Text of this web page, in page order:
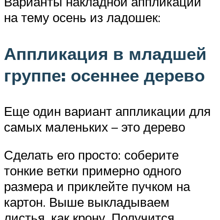
на тему осень из ладошек:
Аппликация в младшей
группе: осеннее дерево
Еще один вариант аппликации для
самых маленьких – это дерево
Сделать его просто: соберите
тонкие ветки примерно одного
размера и приклейте пучком на
картон. Выше выкладываем